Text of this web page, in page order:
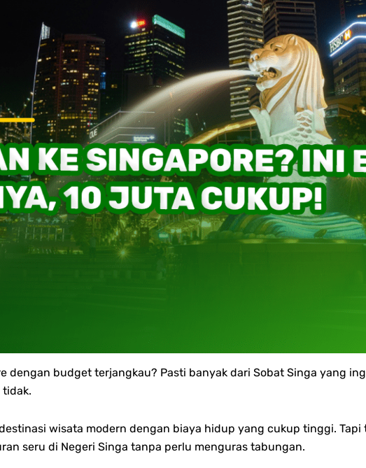
dengan budget terjangkau? Pasti banyak dari Sobat Singa yang
wisata modern dengan biaya hidup yang cukup tinggi.
seru di Negeri Singa tanpa perlu menguras tabungan.